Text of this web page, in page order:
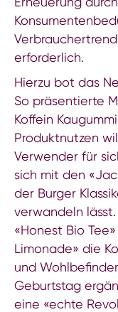
erforderlich.
Hierzu bot das
So präsentierte
Koffein
Produktnutzen
Verwender für
sich mit den
der Burger
verwandeln
«Honest Bio
Limonade» die
und
Geburtstag
eine «echte